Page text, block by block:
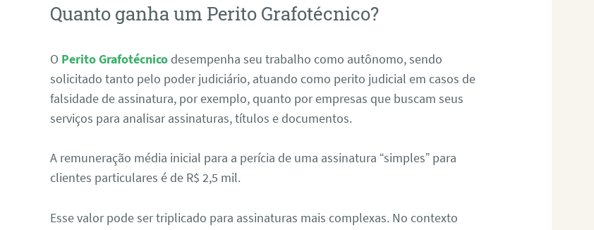
Quanto ganha um Perito Grafotécnico?
O Perito Grafotécnico desempenha seu trabalho como autônomo, sendo
solicitado tanto pelo poder judiciário, atuando como perito judicial em casos de
falsidade de assinatura, por exemplo, quanto por empresas que buscam seus
serviços para analisar assinaturas, títulos e documentos.
A remuneração média inicial para a perícia de uma assinatura “simples” para
clientes particulares é de R$ 2,5 mil.
Esse valor pode ser triplicado para assinaturas mais complexas. No contexto